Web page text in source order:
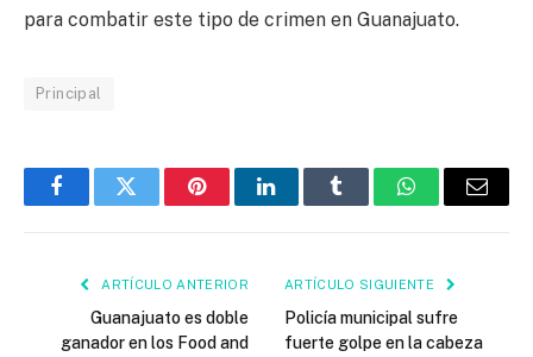
para combatir este tipo de crimen en Guanajuato.
Principal
FacebookTwitter PinterestLinkedInTumblr WhatsAppEmail
ARTÍCULO ANTERIOR
Guanajuato es doble
ganador en los Food and
ARTÍCULO SIGUIENTE
Policía municipal sufre
fuerte golpe en la cabeza